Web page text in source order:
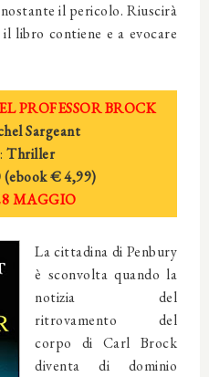
il pericolo. Riuscirà
libro contiene e a evocare
PROFESSOR BROCK
Sargeant
Thriller
€ 4,99)
MAGGIO
La cittadina di Penbury
è sconvolta quando la
notizia del
ritrovamento del
corpo di Carl Brock
diventa di dominio